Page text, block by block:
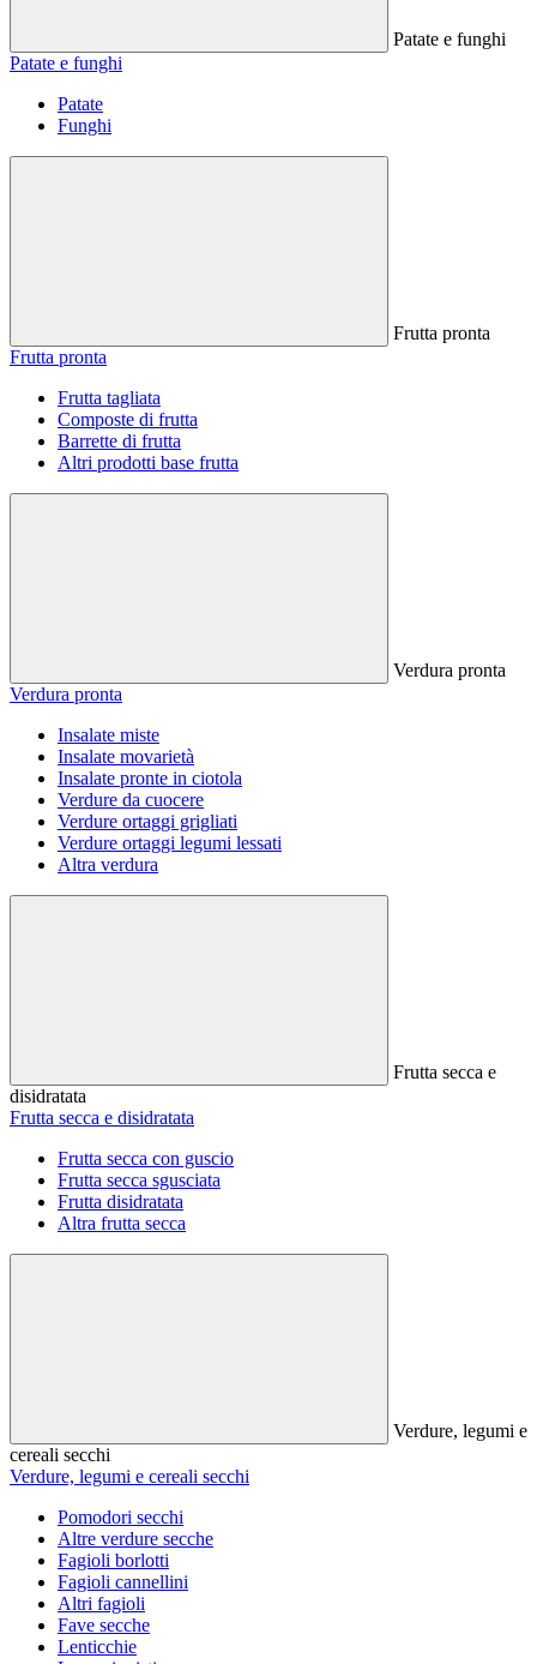
Patate e funghi
Patate e funghi
Patate
Funghi
Frutta pronta
Frutta pronta
Frutta tagliata
Composte di frutta
Barrette di frutta
Altri prodotti base frutta
Verdura pronta
Verdura pronta
Insalate miste
Insalate movarietà
Insalate pronte in ciotola
Verdure da cuocere
Verdure ortaggi grigliati
Verdure ortaggi legumi lessati
Altra verdura
Frutta secca e
disidratata
Frutta secca e disidratata
Frutta secca con guscio
Frutta secca sgusciata
Frutta disidratata
Altra frutta secca
Verdure, legumi e
cereali secchi
Verdure, legumi e cereali secchi
Pomodori secchi
Altre verdure secche
Fagioli borlotti
Fagioli cannellini
Altri fagioli
Fave secche
Lenticchie